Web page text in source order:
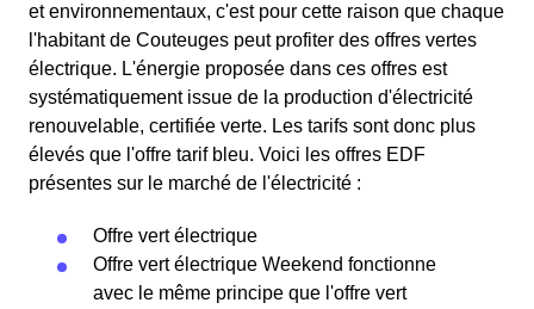
et environnementaux, c'est pour cette raison que chaque
l'habitant de Couteuges peut profiter des offres vertes
électrique. L'énergie proposée dans ces offres est
systématiquement issue de la production d'électricité
renouvelable, certifiée verte. Les tarifs sont donc plus
élevés que l'offre tarif bleu. Voici les offres EDF
présentes sur le marché de l'électricité :
Offre vert électrique
Offre vert électrique Weekend fonctionne
avec le même principe que l'offre vert